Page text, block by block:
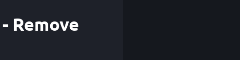
Remove